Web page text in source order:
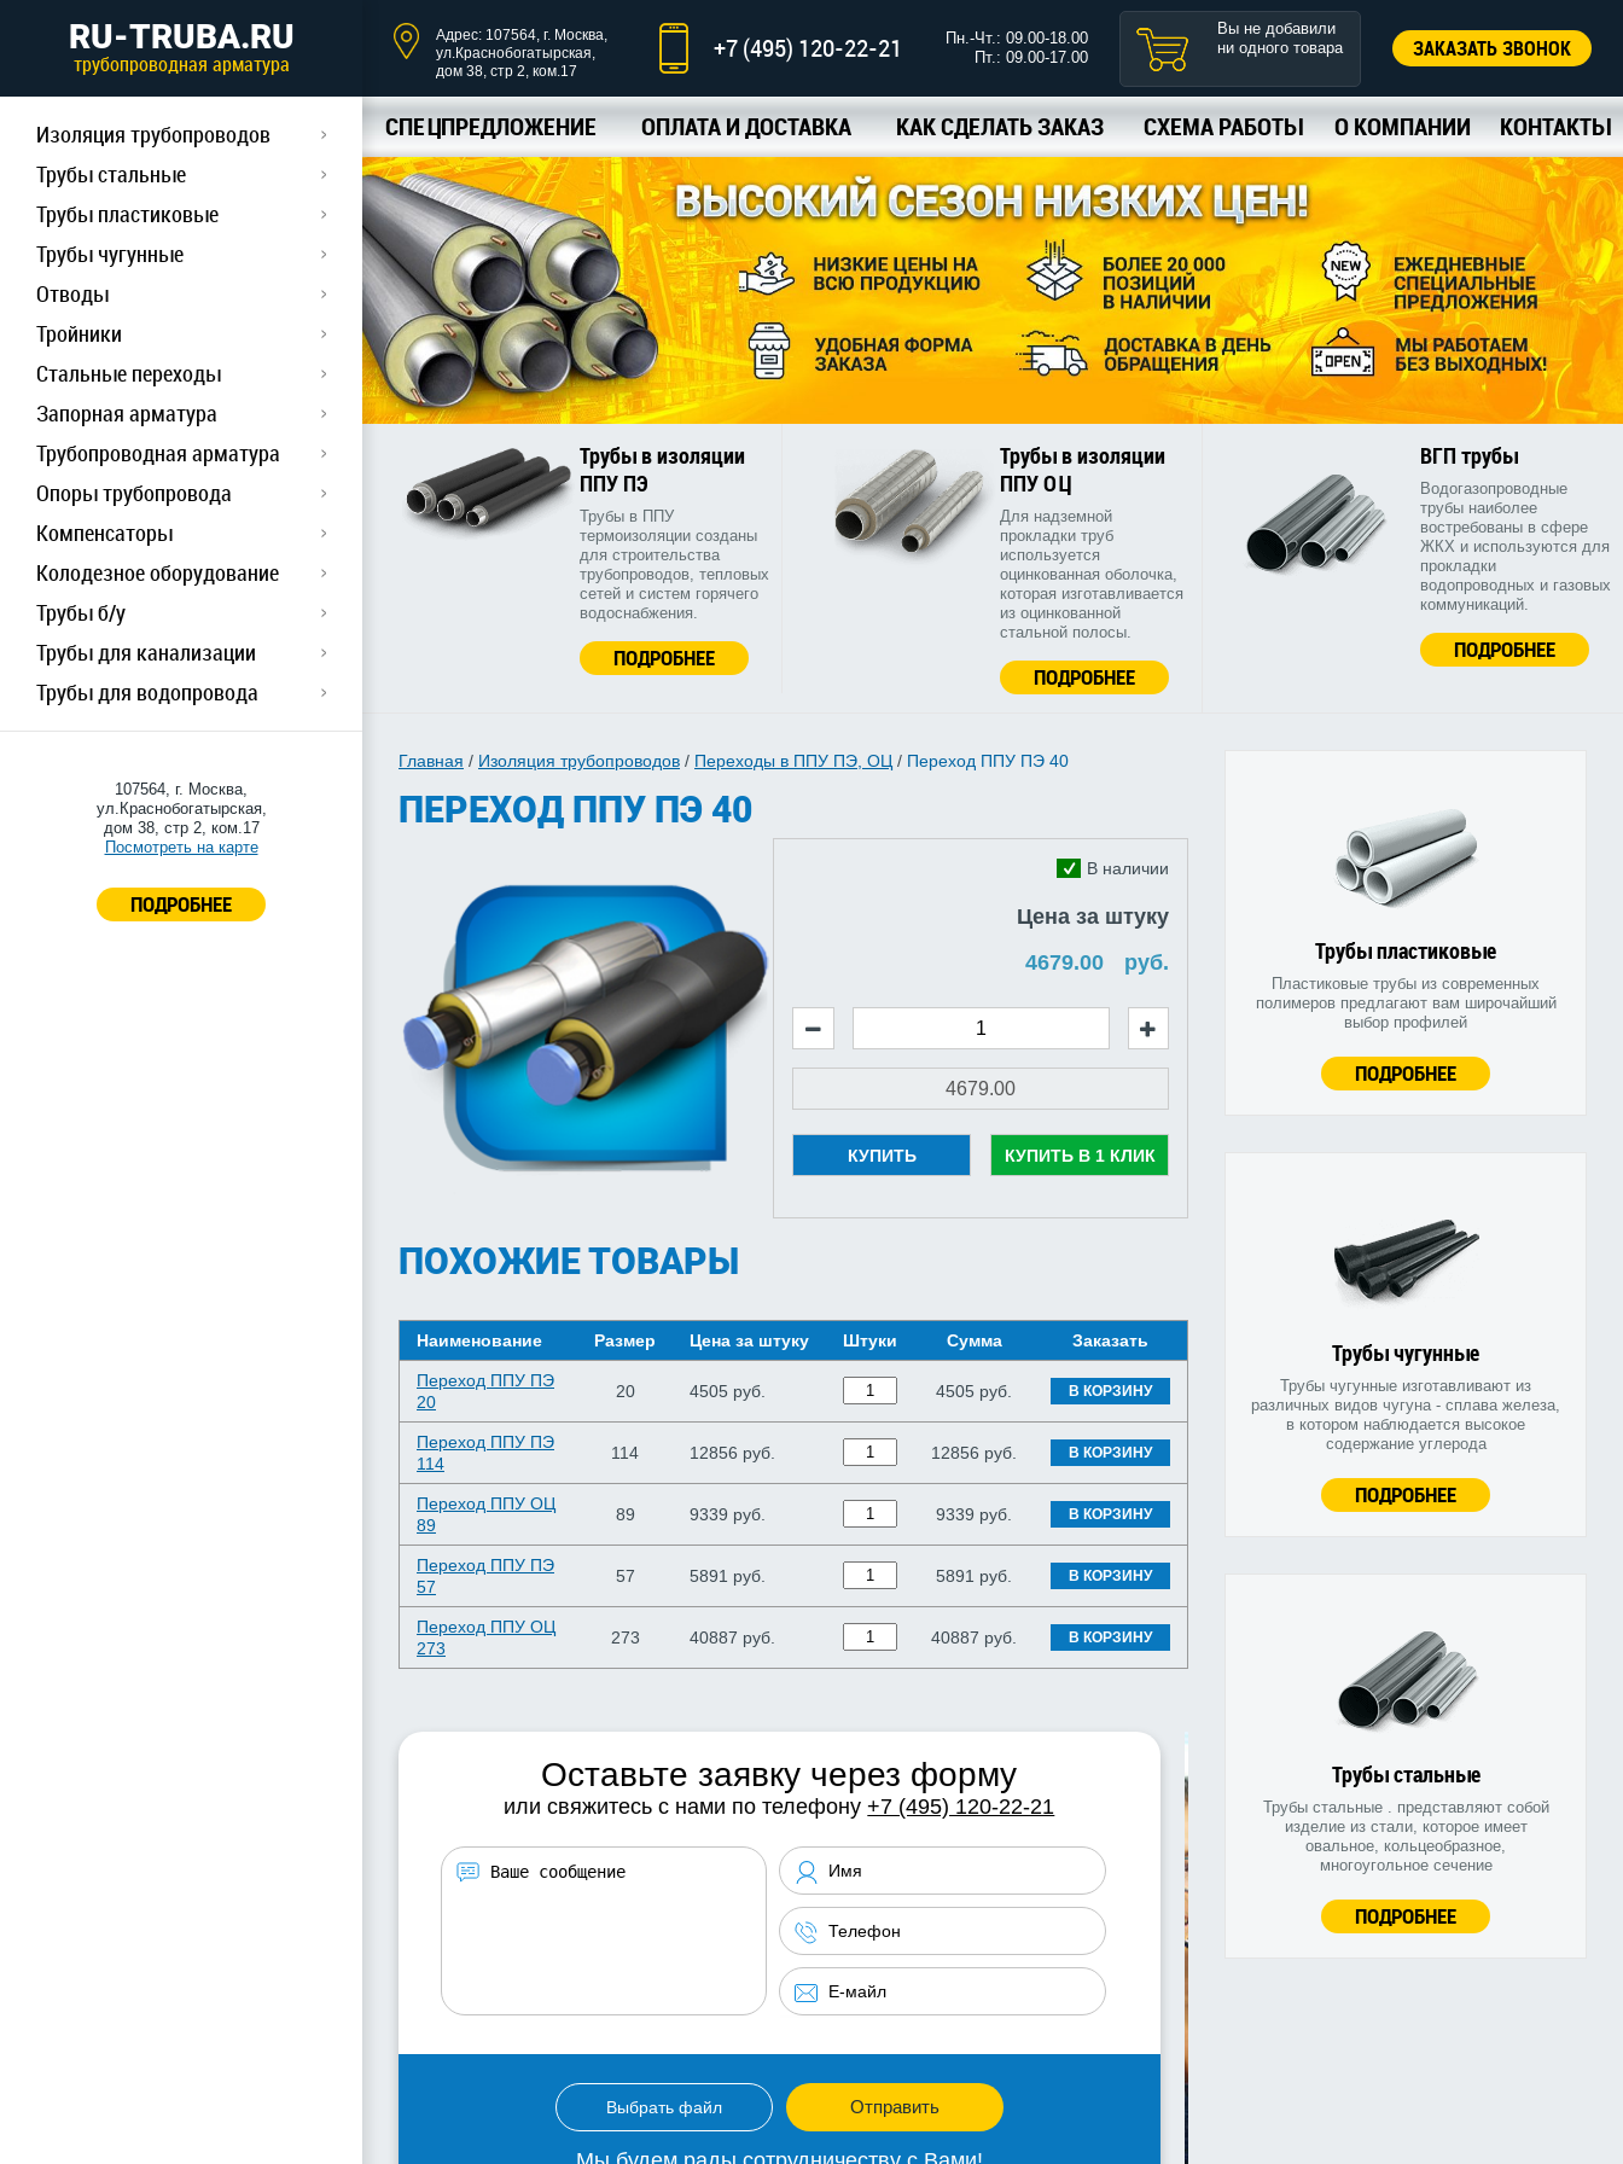
RU-TRUBA.RU
трубопроводная арматура
Изоляция трубопроводов
Трубы стальные
Трубы пластиковые
Трубы чугунные
Отводы
Тройники
Стальные переходы
Запорная арматура
Трубопроводная арматура
Опоры трубопровода
Компенсаторы
Колодезное оборудование
Трубы б/у
Трубы для канализации
Трубы для водопровода
107564, г. Москва,
ул.Краснобогатырская,
дом 38, стр 2, ком.17
Посмотреть на карте
ПОДРОБНЕЕ
Адрес: 107564, г. Москва,
ул.Краснобогатырская,
дом 38, стр 2, ком.17
+7 (495) 120-22-21
Пн.-Чт.: 09.00-18.00
Пт.: 09.00-17.00
Вы не добавили
ни одного товара
ЗАКАЗАТЬ ЗВОНОК
СПЕЦПРЕДЛОЖЕНИЕ ОПЛАТА И ДОСТАВКА КАК СДЕЛАТЬ ЗАКАЗ СХЕМА РАБОТЫ О КОМПАНИИ КОНТАКТЫ
Трубы в изоляции
ППУ ПЭ
Трубы в ППУ
термоизоляции созданы
для строительства
трубопроводов, тепловых
сетей и систем горячего
водоснабжения.
ПОДРОБНЕЕ
Трубы в изоляции
ППУ ОЦ
Для надземной
прокладки труб
используется
оцинкованная оболочка,
которая изготавливается
из оцинкованной
стальной полосы.
ПОДРОБНЕЕ
ВГП трубы
Водогазопроводные
трубы наиболее
востребованы в сфере
ЖКХ и используются для
прокладки
водопроводных и газовых
коммуникаций.
ПОДРОБНЕЕ
Трубы пластиковые
Пластиковые трубы из современных
полимеров предлагают вам широчайший
выбор профилей
ПОДРОБНЕЕ
Трубы чугунные
Трубы чугунные изготавливают из
различных видов чугуна - сплава железа,
в котором наблюдается высокое
содержание углерода
ПОДРОБНЕЕ
Трубы стальные
Трубы стальные . представляют собой
изделие из стали, которое имеет
овальное, кольцеобразное,
многоугольное сечение
ПОДРОБНЕЕ
Главная / Изоляция трубопроводов / Переходы в ППУ ПЭ, ОЦ / Переход ППУ ПЭ 40
ПЕРЕХОД ППУ ПЭ 40
В наличии
Цена за штуку
руб.
КУПИТЬ КУПИТЬ В 1 КЛИК
ПОХОЖИЕ ТОВАРЫ
Наименование Размер Цена за штуку Штуки Сумма Заказать
Переход ППУ ПЭ
20
20 4505 руб. 4505 руб. В КОРЗИНУ
Переход ППУ ПЭ
114
114 12856 руб. 12856 руб. В КОРЗИНУ
Переход ППУ ОЦ
89
89 9339 руб. 9339 руб. В КОРЗИНУ
Переход ППУ ПЭ
57
57 5891 руб. 5891 руб. В КОРЗИНУ
Переход ППУ ОЦ
273
273 40887 руб. 40887 руб. В КОРЗИНУ
Оставьте заявку через форму
или свяжитесь с нами по телефону+7 (495) 120-22-21
Выбрать файл Отправить